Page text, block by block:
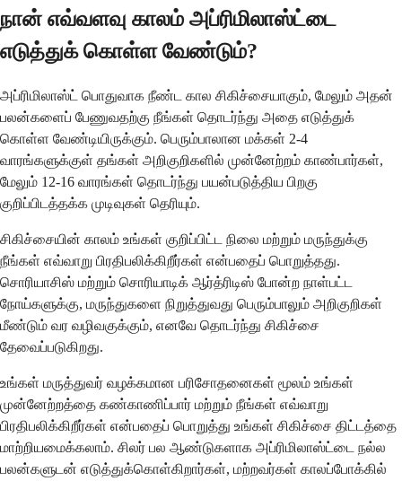
நான் எவ்வளவு காலம் அப்ரிமிலாஸ்ட்டை
எடுத்துக் கொள்ள வேண்டும்?
அப்ரிமிலாஸ்ட் பொதுவாக நீண்ட கால சிகிச்சையாகும், மேலும் அதன்
பலன்களைப் பேணுவதற்கு நீங்கள் தொடர்ந்து அதை எடுத்துக்
கொள்ள வேண்டியிருக்கும். பெரும்பாலான மக்கள் 2-4
வாரங்களுக்குள் தங்கள் அறிகுறிகளில் முன்னேற்றம் காண்பார்கள்,
மேலும் 12-16 வாரங்கள் தொடர்ந்து பயன்படுத்திய பிறகு
குறிப்பிடத்தக்க முடிவுகள் தெரியும்.
சிகிச்சையின் காலம் உங்கள் குறிப்பிட்ட நிலை மற்றும் மருந்துக்கு
நீங்கள் எவ்வாறு பிரதிபலிக்கிறீர்கள் என்பதைப் பொறுத்தது.
சொரியாசிஸ் மற்றும் சொரியாடிக் ஆர்த்ரிடிஸ் போன்ற நாள்பட்ட
நோய்களுக்கு, மருந்துகளை நிறுத்துவது பெரும்பாலும் அறிகுறிகள்
மீண்டும் வர வழிவகுக்கும், எனவே தொடர்ந்து சிகிச்சை
தேவைப்படுகிறது.
உங்கள் மருத்துவர் வழக்கமான பரிசோதனைகள் மூலம் உங்கள்
முன்னேற்றத்தை கண்காணிப்பார் மற்றும் நீங்கள் எவ்வாறு
பிரதிபலிக்கிறீர்கள் என்பதைப் பொறுத்து உங்கள் சிகிச்சை திட்டத்தை
மாற்றியமைக்கலாம். சிலர் பல ஆண்டுகளாக அப்ரிமிலாஸ்ட்டை நல்ல
பலன்களுடன் எடுத்துக்கொள்கிறார்கள், மற்றவர்கள் காலப்போக்கில்